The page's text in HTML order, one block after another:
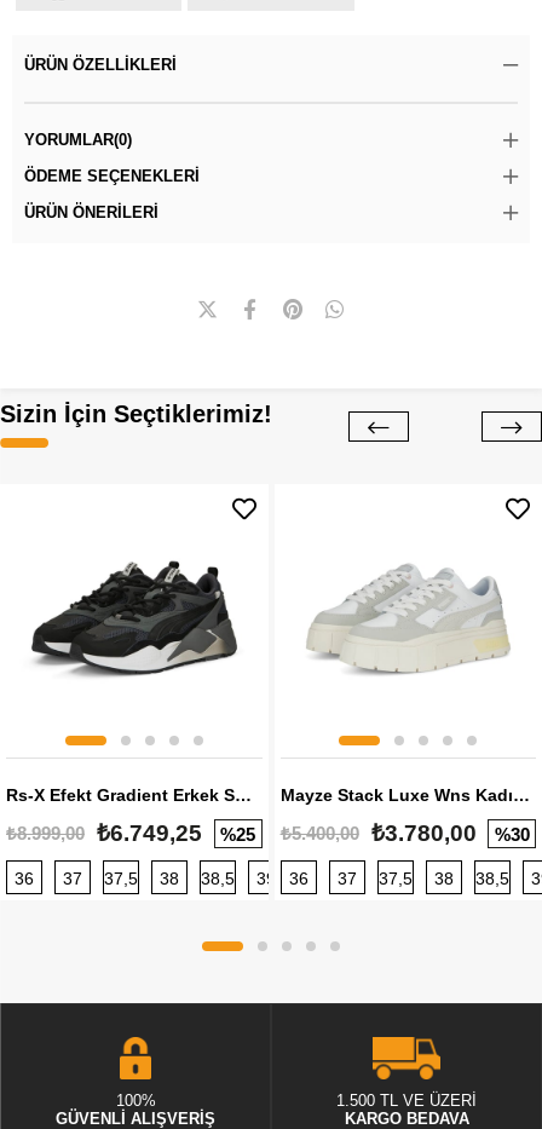
ÜRÜN ÖZELLIKLERI
YORUMLAR(0)
ÖDEME SEÇENEKLERI
ÜRÜN ÖNERILERI
Sizin İçin Seçtiklerimiz!
Rs-X Efekt Gradient Erkek Sneaker
₺8.999,00 ₺6.749,25 %25
36 37 37,5 38 38,5 39 40 40,5 41 42 42,5
Mayze Stack Luxe Wns Kadın Sneaker
₺5.400,00 ₺3.780,00 %30
36 37 37,5 38 38,5
100%
GÜVENLİ ALIŞVERİŞ
1.500 TL VE ÜZERİ
KARGO BEDAVA